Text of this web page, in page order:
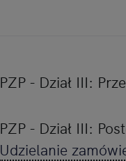
PZP - Dział III:
PZP - Dział III:
Udzielanie